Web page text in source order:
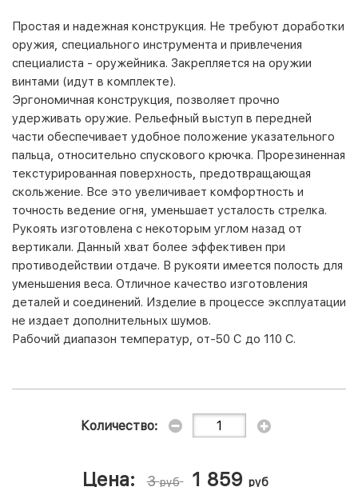
Простая и надежная конструкция. Не требуют доработки
оружия, специального инструмента и привлечения
специалиста - оружейника. Закрепляется на оружии
винтами (идут в комплекте).
Эргономичная конструкция, позволяет прочно
удерживать оружие. Рельефный выступ в передней
части обеспечивает удобное положение указательного
пальца, относительно спускового крючка. Прорезиненная
текстурированная поверхность, предотвращающая
скольжение. Все это увеличивает комфортность и
точность ведение огня, уменьшает усталость стрелка.
Рукоять изготовлена с некоторым углом назад от
вертикали. Данный хват более эффективен при
противодействии отдаче. В рукояти имеется полость для
уменьшения веса. Отличное качество изготовления
деталей и соединений. Изделие в процессе эксплуатации
не издает дополнительных шумов.
Рабочий диапазон температур, от-50 С до 110 С.
Количество:
Цена: 3руб 1 859 руб